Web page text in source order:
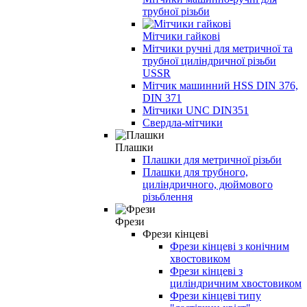
трубної різьби
Мітчики гайкові
Мітчики ручні для метричної та
трубної циліндричної різьби
USSR
Мітчик машинний HSS DIN 376,
DIN 371
Мітчики UNС DIN351
Свердла-мітчики
Плашки
Плашки для метричної різьби
Плашки для трубного,
циліндричного, дюймового
різьблення
Фрези
Фрези кінцеві
Фрези кінцеві з конічним
хвостовиком
Фрези кінцеві з
циліндричним хвостовиком
Фрези кінцеві типу